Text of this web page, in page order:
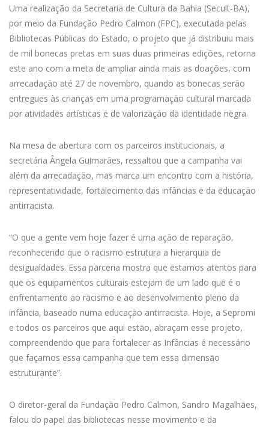
Uma realização da Secretaria de Cultura da Bahia (Secult-BA),
por meio da Fundação Pedro Calmon (FPC), executada pelas
Bibliotecas Públicas do Estado, o projeto que já distribuiu mais
de mil bonecas pretas em suas duas primeiras edições, retorna
este ano com a meta de ampliar ainda mais as doações, com
arrecadação até 27 de novembro, quando as bonecas serão
entregues às crianças em uma programação cultural marcada
por atividades artísticas e de valorização da identidade negra.
Na mesa de abertura com os parceiros institucionais, a
secretária Ângela Guimarães, ressaltou que a campanha vai
além da arrecadação, mas marca um encontro com a história,
representatividade, fortalecimento das infâncias e da educação
antirracista.
“O que a gente vem hoje fazer é uma ação de reparação,
reconhecendo que o racismo estrutura a hierarquia de
desigualdades. Essa parceria mostra que estamos atentos para
que os equipamentos culturais estejam de um lado que é o
enfrentamento ao racismo e ao desenvolvimento pleno da
infância, baseado numa educação antirracista. Hoje, a Sepromi
e todos os parceiros que aqui estão, abraçam esse projeto,
compreendendo que para fortalecer as Infâncias é necessário
que façamos essa campanha que tem essa dimensão
estruturante”.
O diretor-geral da Fundação Pedro Calmon, Sandro Magalhães,
falou do papel das bibliotecas nesse movimento e da